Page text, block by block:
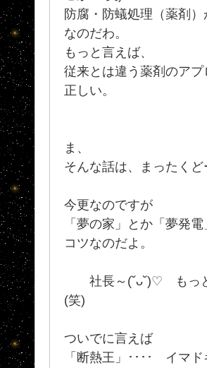
防腐・防蟻処理（薬剤
なのだわ。
もっと言えば、
従来とは違う薬剤のア
正しい。
ま、
そんな話は、まったく
今更なのですが
「夢の家」とか「夢発
コツなのだよ。
社長～(˘ᴗ˘)♡ もっと
(笑)
ついでに言えば
「断熱王」････ イマ